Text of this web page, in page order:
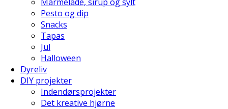
Pesto og dip
Snacks
Tapas
Jul
Halloween
Dyreliv
DIY projekter
Indendørsprojekter
Det kreative hjørne